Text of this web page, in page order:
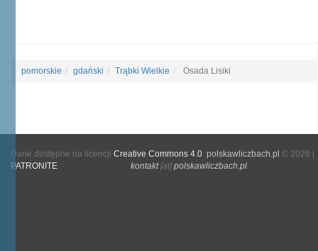
pomorskie gdański Trąbki Wielkie Osada Lisiki
Dane dostępne na licencji Creative Commons 4.0. polskawliczbach.pl © 2026 |
PATRONITE
kontakt[at]polskawliczbach.pl